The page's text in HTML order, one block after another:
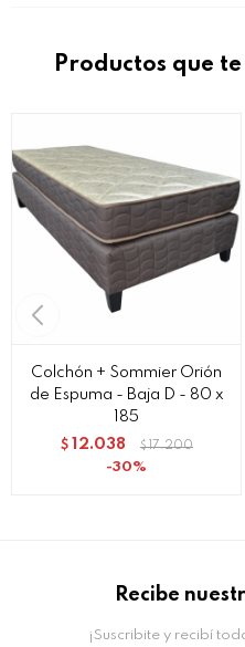
Productos que
Colchón + Sommier Orión
de Espuma - Baja D - 80 x
185
$ 12.038 $ 17.200
30
Recibe
¡Suscribite y recibí